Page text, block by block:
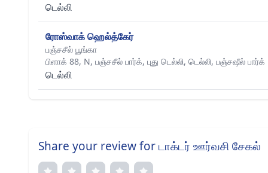
டெல்லி
ரோஸ்வாக் ஹெல்த்கேர்
பஞ்சசீல் பூங்கா
பிளாக் 88, N, பஞ்சசீல் பார்க், புது டெல்லி, டெல்லி, பஞ்சஷீல் பார்க்
டெல்லி
Share your review for டாக்டர் ஊர்வசி சேகல்